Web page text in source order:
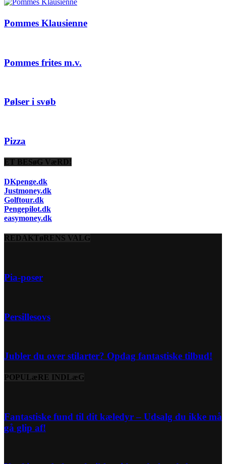
Pommes Klausienne
Pommes frites m.v.
Pølser i svøb
Pizza
ET BESøG VæRD!
DKpenge.dk
Justmoney.dk
Golftour.dk
Pengepilot.dk
easymoney.dk
REDAKTøRENS VALG
Pia-poser
Persillesovs
Jubler du over stilarter? Opdag fantastiske tilbud!
POPULæRE INDLæG
Fantastiske fund til dit kæledyr – Udsalg du ikke må
gå glip af!